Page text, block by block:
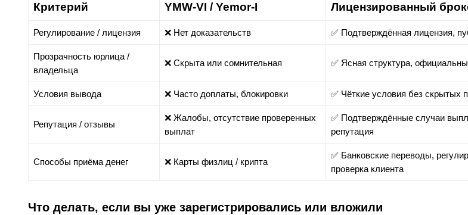
Критерий YMW‑VI / Yemor‑I Лицензированный
Регулирование / лицензия ❌ Нет доказательств ✅ Подтверждённая лицензия,
Прозрачность юрлица /
владельца
❌ Скрыта или сомнительная ✅ Ясная структура,
Условия вывода ❌ Часто доплаты, блокировки ✅ Чёткие условия без скрытых
Репутация / отзывы
❌ Жалобы, отсутствие проверенных
выплат
✅ Подтверждённые случаи
репутация
Способы приёма денег ❌ Карты физлиц / крипта
✅ Банковские переводы,
проверка клиента
Что делать, если вы уже зарегистрировались или вложили